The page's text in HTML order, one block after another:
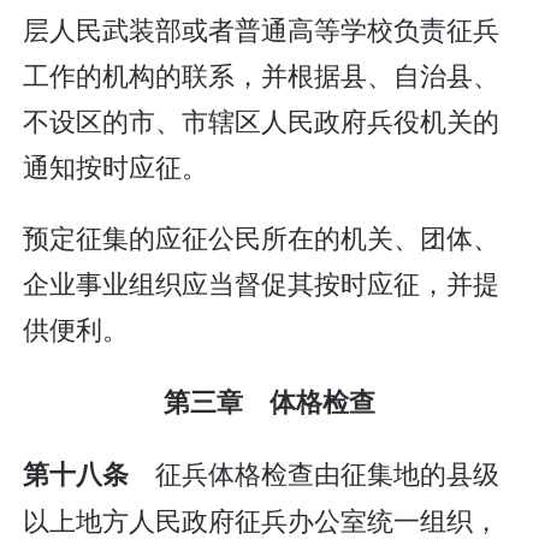
层人民武装部或者普通高等学校负责征兵
工作的机构的联系，并根据县、自治县、
不设区的市、市辖区人民政府兵役机关的
通知按时应征。
预定征集的应征公民所在的机关、团体、
企业事业组织应当督促其按时应征，并提
供便利。
第三章 体格检查
第十八条 征兵体格检查由征集地的县级
以上地方人民政府征兵办公室统一组织，